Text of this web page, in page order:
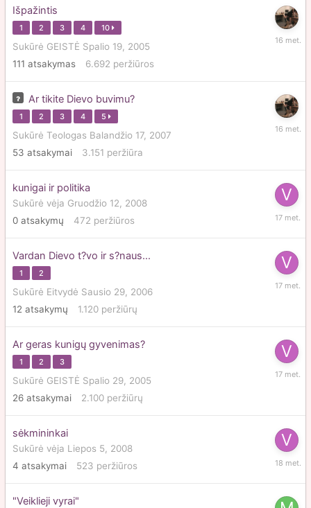
Išpažintis
1 2 3 4 10
Sukūrė GEISTĖ Spalio 19, 2005
111 atsakymas 6.692 peržiūros
Ar tikite Dievo buvimu?
1 2 3 4 5
Sukūrė Teologas Balandžio 17, 2007
53 atsakymai 3.151 peržiūra
kunigai ir politika
Sukūrė vėja Gruodžio 12, 2008
0 atsakymų 472 peržiūros
Vardan Dievo t?vo ir s?naus...
1 2
Sukūrė Eitvydė Sausio 29, 2006
12 atsakymų 1.120 peržiūrų
Rugsėjo
Ar geras kunigų gyvenimas?
1 2 3
Sukūrė GEISTĖ Spalio 29, 2005
26 atsakymai 2.100 peržiūrų
Rugsėjo
sėkmininkai
Sukūrė vėja Liepos 5, 2008
4 atsakymai 523 peržiūros
Liepos
"Veiklieji vyrai"